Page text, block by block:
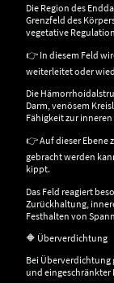
Die Region des
Grenzfeld des
vegetative
👉 In diesem Feld
weiterleitet oder
Die
Darm, venösem
Fähigkeit zur
👉 Auf dieser Ebene
gebracht werden
kippt.
Das Feld reagiert
Zurückhaltung,
Festhalten von
🔶 Überverdichtung
Bei Überverdichtung
und eingeschränkter